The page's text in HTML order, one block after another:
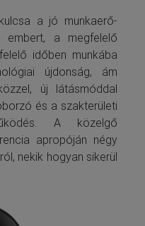
a jó munkaerő-
a megfelelő
időben munkába
újdonság, ám
új látásmóddal
és a szakterületi
A közelgő
apropóján négy
nekik hogyan sikerül